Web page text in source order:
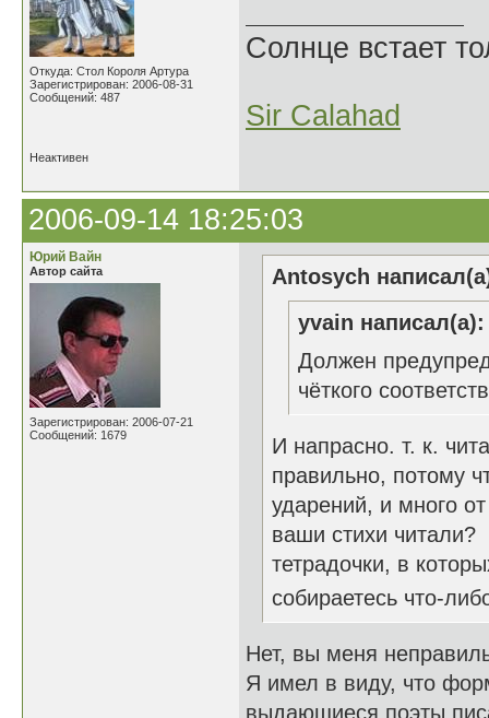
Откуда: Стол Короля Артура
Зарегистрирован: 2006-08-31
Сообщений: 487
Солнце встает
Sir Calahad
Неактивен
2006-09-14 18:25:03
Юрий Вайн
Автор сайта
Зарегистрирован: 2006-07-21
Сообщений: 1679
Antosych
yvain написал(а):
Должен
чёткого
И напрасно. т. к.
правильно, потому
ударений, и много
ваши стихи
тетрадочки, в
собираетесь что-
Нет, вы меня
Я имел в виду, что
выдающиеся поэты